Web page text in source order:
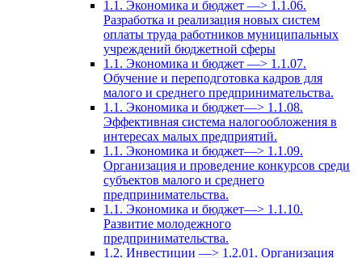
1.1. Экономика и бюджет —> 1.1.06.
Разработка и реализация новых систем
оплаты труда работников муниципальных
учреждений бюджетной сферы
1.1. Экономика и бюджет —> 1.1.07.
Обучение и переподготовка кадров для
малого и среднего предпринимательства.
1.1. Экономика и бюджет—> 1.1.08.
Эффективная система налогообложения в
интересах малых предприятий.
1.1. Экономика и бюджет—> 1.1.09.
Организация и проведение конкурсов среди
субъектов малого и среднего
предпринимательства.
1.1. Экономика и бюджет—> 1.1.10.
Развитие молодежного
предпринимательства.
1.2. Инвестиции —> 1.2.01. Организация